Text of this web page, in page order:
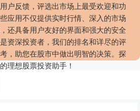
户反馈，评选出市场上最受欢迎和功
应用不仅提供实时行情、深入的市场
还具备用户友好的界面和强大的安全
资深投资者，我们的排名和详尽的评
，助您在股市中做出明智的决策。探
理想股票投资助手！